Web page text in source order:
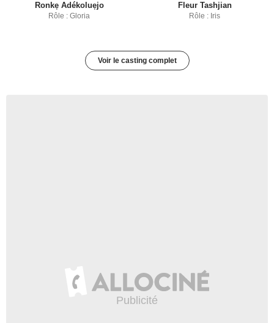
Ronkẹ Adékoluẹjo
Rôle : Gloria
Fleur Tashjian
Rôle : Iris
Voir le casting complet